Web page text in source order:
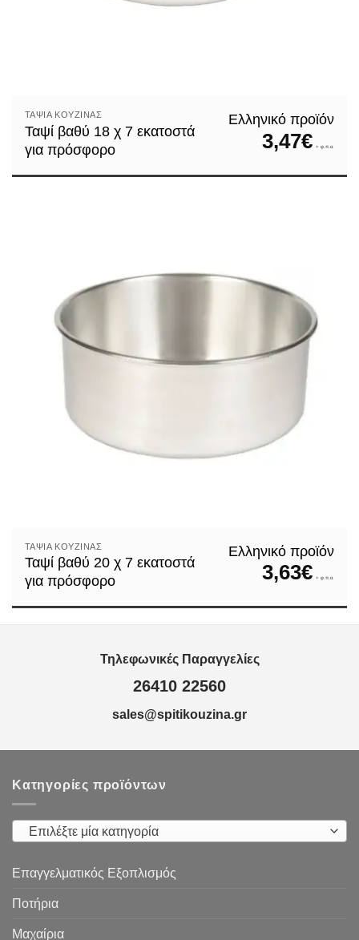
ΤΑΨΙΆ ΚΟΥΖΊΝΑΣ
Ταψί βαθύ 18 χ 7 εκατοστά
για πρόσφορο
Ελληνικό προϊόν
3,47€ + φ.π.α.
ΤΑΨΙΆ ΚΟΥΖΊΝΑΣ
Ταψί βαθύ 20 χ 7 εκατοστά
για πρόσφορο
Ελληνικό προϊόν
3,63€ + φ.π.α.
Τηλεφωνικές Παραγγελίες
26410 22560
sales@spitikouzina.gr
Κατηγορίες προϊόντων
Επιλέξτε μία κατηγορία
Επαγγελματικός Εξοπλισμός
Ποτήρια
Μαχαίρια